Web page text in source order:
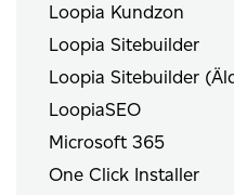
Loopia Kundzon
Loopia Sitebuilder
Loopia Sitebuilder
LoopiaSEO
Microsoft 365
One Click Installer